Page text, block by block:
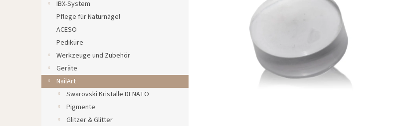
IBX-System
Pflege für Naturnägel
ACESO
Pediküre
Werkzeuge und Zubehör
Geräte
NailArt
Swarovski Kristalle DENATO
Pigmente
Glitzer & Glitter